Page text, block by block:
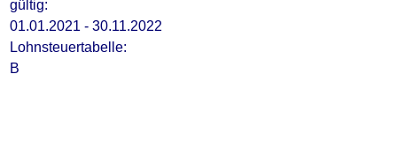
gültig:
01.01.2021 - 30.11.2022
Lohnsteuertabelle:
B